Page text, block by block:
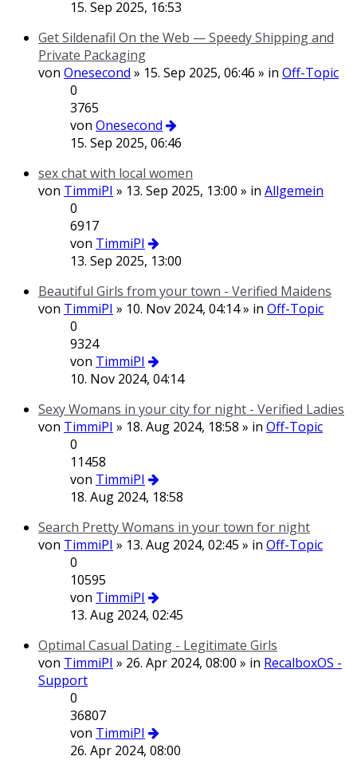
15. Sep 2025, 16:53
Get Sildenafil On the Web — Speedy Shipping and
Private Packaging
von Onesecond » 15. Sep 2025, 06:46 » in Off-Topic
0
3765
von Onesecond
15. Sep 2025, 06:46
sex chat with local women
von TimmiPI » 13. Sep 2025, 13:00 » in Allgemein
0
6917
von TimmiPI
13. Sep 2025, 13:00
Beautiful Girls from your town - Verified Maidens
von TimmiPI » 10. Nov 2024, 04:14 » in Off-Topic
0
9324
von TimmiPI
10. Nov 2024, 04:14
Sexy Womans in your city for night - Verified Ladies
von TimmiPI » 18. Aug 2024, 18:58 » in Off-Topic
0
11458
von TimmiPI
18. Aug 2024, 18:58
Search Pretty Womans in your town for night
von TimmiPI » 13. Aug 2024, 02:45 » in Off-Topic
0
10595
von TimmiPI
13. Aug 2024, 02:45
Optimal Сasual Dating - Legitimate Girls
von TimmiPI » 26. Apr 2024, 08:00 » in RecalboxOS -
Support
0
36807
von TimmiPI
26. Apr 2024, 08:00